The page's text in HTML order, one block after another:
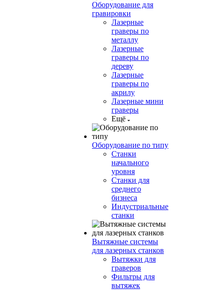
Оборудование для
гравировки
Лазерные
граверы по
металлу
Лазерные
граверы по
дереву
Лазерные
граверы по
акрилу
Лазерные мини
граверы
Ещё
Оборудование по типу
Cтанки
начального
уровня
Станки для
среднего
бизнеса
Индустриальные
станки
Вытяжные системы
для лазерных станков
Вытяжки для
граверов
Фильтры для
вытяжек